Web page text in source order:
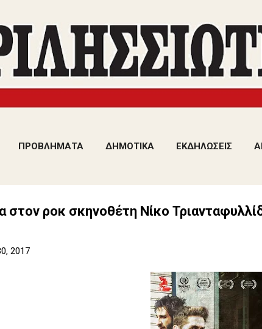
ΠΡΟΒΛΗΜΑΤΑ ΔΗΜΟΤΙΚΑ ΕΚΔΗΛΩΣΕΙΣ
στον ροκ σκηνοθέτη Νίκο
2017